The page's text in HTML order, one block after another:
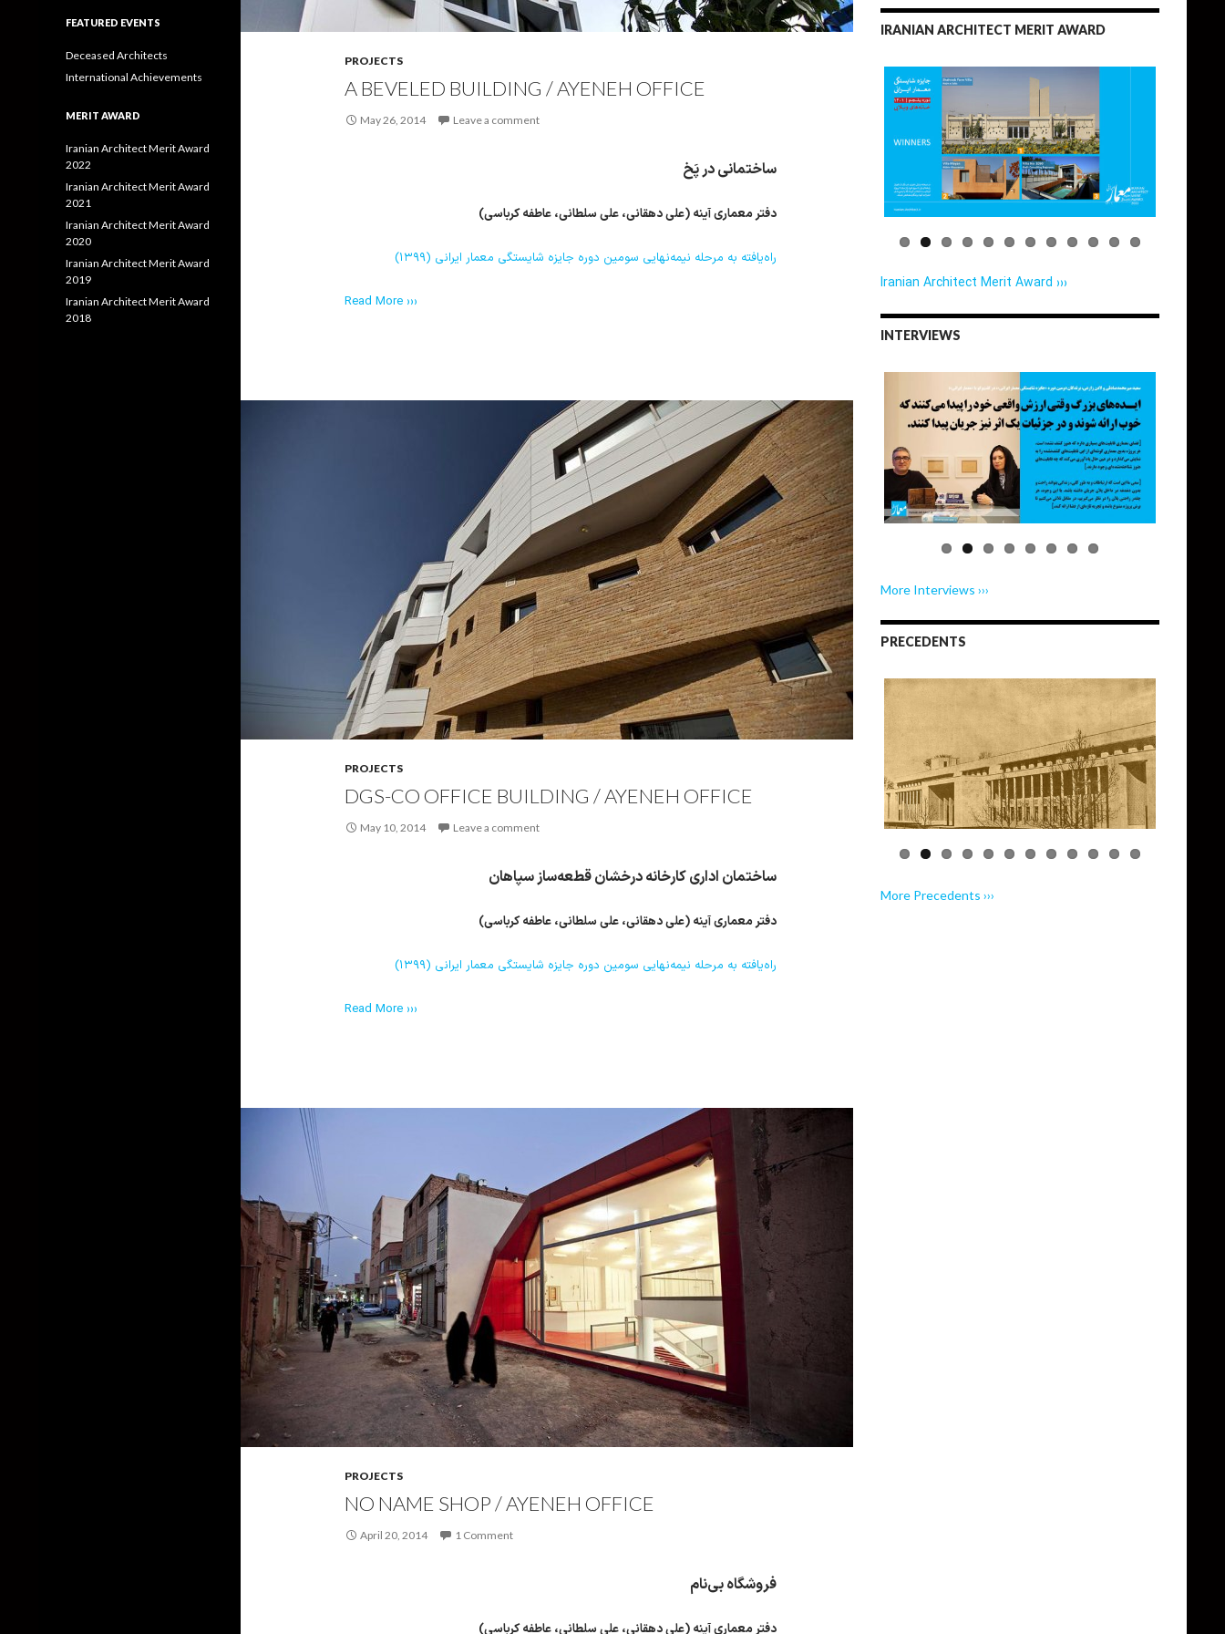
PROJECTS
A BEVELED BUILDING / AYENEH OFFICE
May 26, 2014 Leave a comment
ساختمانی در پَخ
دفتر معماری آینه (علی دهقانی، علی سلطانی، عاطفه کرباسی)
راه‌یافته به مرحله نیمه‌نهایی سومین دوره جایزه شایستگی معمار ایرانی (۱۳۹۹)
Read More ›››
PROJECTS
DGS-CO OFFICE BUILDING / AYENEH OFFICE
May 10, 2014 Leave a comment
ساختمان اداری کارخانه درخشان قطعه‌ساز سپاهان
دفتر معماری آینه (علی دهقانی، علی سلطانی، عاطفه کرباسی)
راه‌یافته به مرحله نیمه‌نهایی سومین دوره جایزه شایستگی معمار ایرانی (۱۳۹۹)
Read More ›››
PROJECTS
NO NAME SHOP / AYENEH OFFICE
April 20, 2014 1 Comment
فروشگاه بی‌نام
دفتر معماری آینه (علی دهقانی، علی سلطانی، عاطفه کرباسی)
IRANIAN ARCHITECT MERIT AWARD
Iranian Architect Merit Award ›››
INTERVIEWS
More Interviews ›››
PRECEDENTS
More Precedents ›››
FEATURED EVENTS
Deceased Architects
International Achievements
MERIT AWARD
Iranian Architect Merit Award
2022
Iranian Architect Merit Award
2021
Iranian Architect Merit Award
2020
Iranian Architect Merit Award
2019
Iranian Architect Merit Award
2018